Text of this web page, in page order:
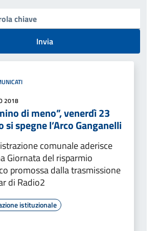
Invia
2018
di meno”, venerdì 23
si spegne l’Arco Ganganelli
comunale aderisce
Giornata del risparmio
promossa dalla trasmissione
di Radio2
istituzionale